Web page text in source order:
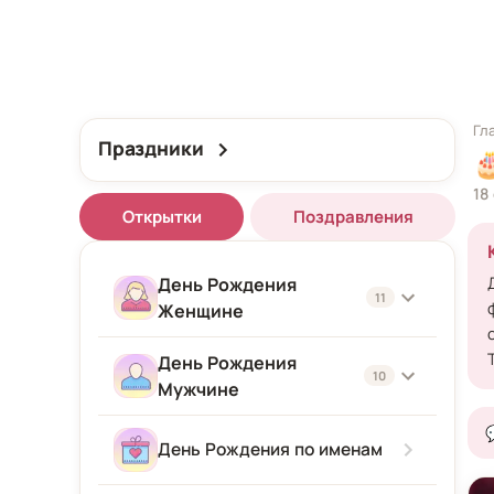
Праздники
Открытки Поздравления
День Рождения
Женщине
11
Женщине
Подруге
Девушке
День Рождения
Мужчине
10
Мужчине
День Рождения по именам